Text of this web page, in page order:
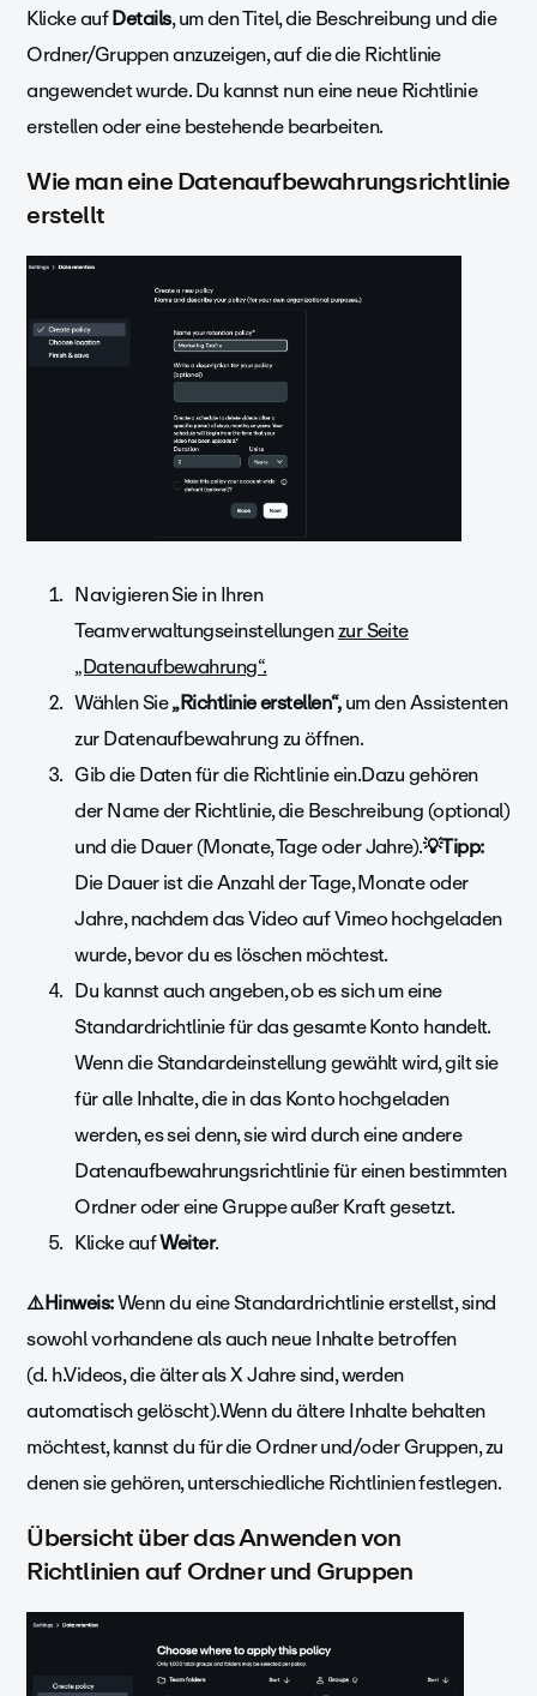
Klicke aufDetails, um den Titel, die Beschreibung und die
Ordner/Gruppen anzuzeigen, auf die die Richtlinie
angewendet wurde.Du kannst nun eine neue Richtlinie
erstellen oder eine bestehende bearbeiten.
Wie man eine Datenaufbewahrungsrichtlinie
erstellt
Navigieren Sie in Ihren
Teamverwaltungseinstellungenzur Seite
„Datenaufbewahrung“.
Wählen Sie„Richtlinie erstellen“,um den Assistenten
zur Datenaufbewahrung zu öffnen.
Gib die Daten für die Richtlinie ein.Dazu gehören
der Name der Richtlinie, die Beschreibung (optional)
und die Dauer (Monate, Tage oder Jahre).💡Tipp:
Die Dauer ist die Anzahl der Tage, Monate oder
Jahre, nachdem das Video auf Vimeo hochgeladen
wurde, bevor du es löschen möchtest.
Du kannst auch angeben, ob es sich um eine
Standardrichtlinie für das gesamte Konto handelt.
Wenn die Standardeinstellung gewählt wird, gilt sie
für alle Inhalte, die in das Konto hochgeladen
werden, es sei denn, sie wird durch eine andere
Datenaufbewahrungsrichtlinie für einen bestimmten
Ordner oder eine Gruppe außer Kraft gesetzt.
Klicke aufWeiter.
⚠️Hinweis:Wenn du eine Standardrichtlinie erstellst, sind
sowohl vorhandene als auch neue Inhalte betroffen
(d. h.Videos, die älter als X Jahre sind, werden
automatisch gelöscht).Wenn du ältere Inhalte behalten
möchtest, kannst du für die Ordner und/oder Gruppen, zu
denen sie gehören, unterschiedliche Richtlinien festlegen.
Übersicht über das Anwenden von
Richtlinien auf Ordner und Gruppen